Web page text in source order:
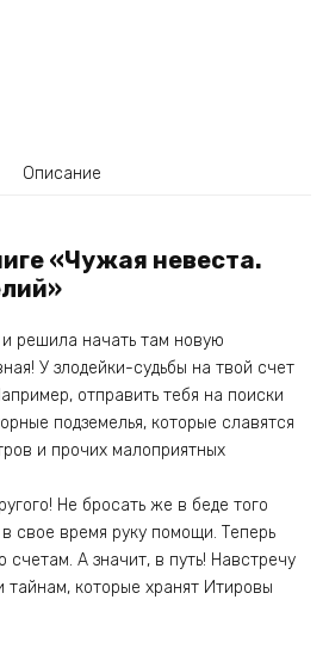
Описание
«Чужая невеста.
решила начать там новую
У злодейки-судьбы на твой счет
отправить тебя на поиски
подземелья, которые славятся
и прочих малоприятных
Не бросать же в беде того
свое время руку помощи. Теперь
счетам. А значит, в путь! Навстречу
тайнам, которые хранят Итировы